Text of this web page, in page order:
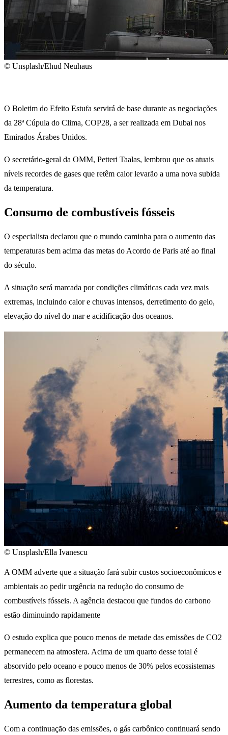
© Unsplash/Ehud Neuhaus
O Boletim do Efeito Estufa servirá de base durante as negociações
da 28ª Cúpula do Clima, COP28, a ser realizada em Dubai nos
Emirados Árabes Unidos.
O secretário-geral da OMM, Petteri Taalas, lembrou que os atuais
níveis recordes de gases que retêm calor levarão a uma nova subida
da temperatura.
Consumo de combustíveis fósseis
O especialista declarou que o mundo caminha para o aumento das
temperaturas bem acima das metas do Acordo de Paris até ao final
do século.
A situação será marcada por condições climáticas cada vez mais
extremas, incluindo calor e chuvas intensos, derretimento do gelo,
elevação do nível do mar e acidificação dos oceanos.
© Unsplash/Ella Ivanescu
A OMM adverte que a situação fará subir custos socioeconômicos e
ambientais ao pedir urgência na redução do consumo de
combustíveis fósseis. A agência destacou que fundos do carbono
estão diminuindo rapidamente
O estudo explica que pouco menos de metade das emissões de CO2
permanecem na atmosfera. Acima de um quarto desse total é
absorvido pelo oceano e pouco menos de 30% pelos ecossistemas
terrestres, como as florestas.
Aumento da temperatura global
Com a continuação das emissões, o gás carbônico continuará sendo